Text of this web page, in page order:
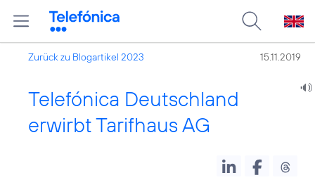
Zurück zu Blogartikel 2023 15.11.2019
Telefónica Deutschland
erwirbt Tarifhaus AG